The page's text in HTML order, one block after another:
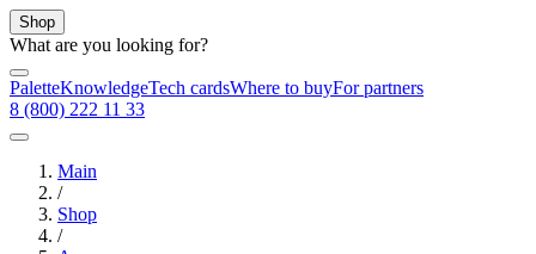
Shop
What are you looking for?
PaletteKnowledgeTech cardsWhere to buyFor partners
8 (800) 222 11 33
Main
/
Shop
/